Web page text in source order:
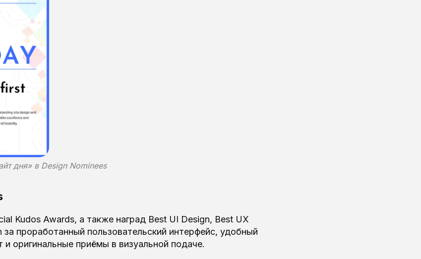
дня» в Design Nominees
Kudos Awards, а также наград Best UI Design, Best UX
за проработанный пользовательский интерфейс, удобный
и оригинальные приёмы в визуальной подаче.